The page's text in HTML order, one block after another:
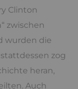
Clinton
zwischen
wurden die
zog
heran,
Auch